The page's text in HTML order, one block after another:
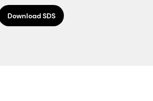
Download SDS